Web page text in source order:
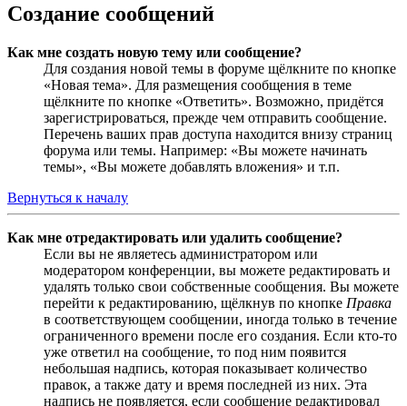
Создание сообщений
Как мне создать новую тему или сообщение?
Для создания новой темы в форуме щёлкните по кнопке
«Новая тема». Для размещения сообщения в теме
щёлкните по кнопке «Ответить». Возможно, придётся
зарегистрироваться, прежде чем отправить сообщение.
Перечень ваших прав доступа находится внизу страниц
форума или темы. Например: «Вы можете начинать
темы», «Вы можете добавлять вложения» и т.п.
Вернуться к началу
Как мне отредактировать или удалить сообщение?
Если вы не являетесь администратором или
модератором конференции, вы можете редактировать и
удалять только свои собственные сообщения. Вы можете
перейти к редактированию, щёлкнув по кнопке Правка
в соответствующем сообщении, иногда только в течение
ограниченного времени после его создания. Если кто-то
уже ответил на сообщение, то под ним появится
небольшая надпись, которая показывает количество
правок, а также дату и время последней из них. Эта
надпись не появляется, если сообщение редактировал